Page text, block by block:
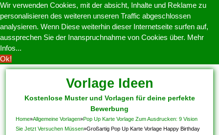
Wir verwenden Cookies, mit der absicht, Inhalte und Reklame zu
personalisieren des weiteren unseren Traffic abgeschlossen
analysieren. Wenn Diese weiterhin dieser Internetseite surfen auf,
aussprechen Sie der Inanspruchnahme von Cookies über. Mehr
Infos...
Ok!
Vorlage Ideen
Kostenlose Muster und Vorlagen für deine perfekte
Bewerbung
Home»Allgemeine Vorlagen»Pop Up Karte Vorlage Zum Ausdrucken: 9 Vision
Sie Jetzt Versuchen Müssen»Großartig Pop Up Karte Vorlage Happy Birthday